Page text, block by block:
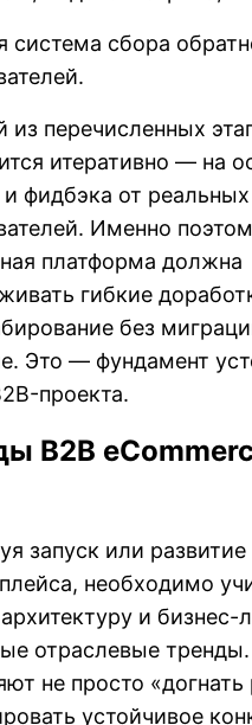
система сбора
перечисленных
итеративно — на
фидбэка от реальных
Именно
платформа должна
гибкие
без
Это — фундамент
проекта.
B2B
запуск или развитие
необходимо
и бизнес-
отраслевые
не просто
устойчивое